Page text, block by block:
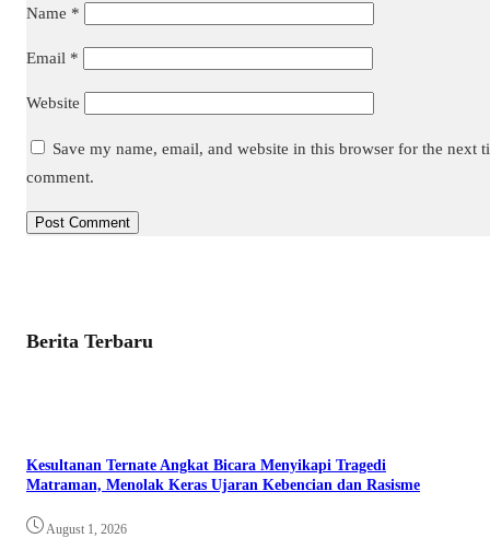
Name *
Email *
Website
Save my name, email, and website in this browser for the next
comment.
Berita Terbaru
Kesultanan Ternate Angkat Bicara Menyikapi Tragedi
Matraman, Menolak Keras Ujaran Kebencian dan Rasisme
August 1, 2026